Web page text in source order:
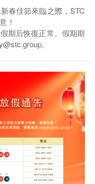
春佳節來臨之際，STC
！
期后恢復正常。假期期
。